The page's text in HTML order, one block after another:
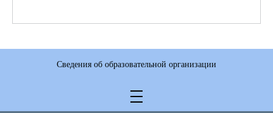
Сведения об образовательной организации